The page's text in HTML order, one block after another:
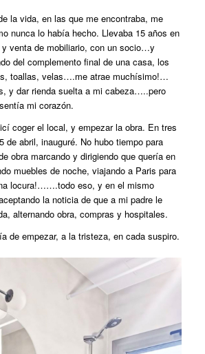
la vida, en las que me encontraba, me
nunca lo había hecho. Llevaba 15 años en
y venta de mobiliario, con un socio…y
del complemento final de una casa, los
toallas, velas….me atrae muchísimo!…
y dar rienda suelta a mi cabeza…..pero
mi corazón.
coger el local, y empezar la obra. En tres
de abril, inauguré. No hubo tiempo para
obra marcando y dirigiendo que quería en
muebles de noche, viajando a Paris para
locura!…….todo eso, y en el mismo
la noticia de que a mi padre le
alternando obra, compras y hospitales.
de empezar, a la tristeza, en cada suspiro.